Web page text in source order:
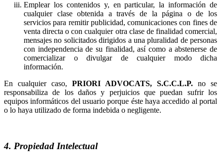
Emplear los contenidos y, en particular, la información de
cualquier clase obtenida a través de la página o de los
servicios para remitir publicidad, comunicaciones con fines de
venta directa o con cualquier otra clase de finalidad comercial,
mensajes no solicitados dirigidos a una pluralidad de personas
con independencia de su finalidad, así como a abstenerse de
comercializar o divulgar de cualquier modo dicha
información.
En cualquier caso,
no se
responsabiliza de los daños y perjuicios que puedan sufrir los
equipos informáticos del usuario porque éste haya accedido al portal
o lo haya utilizado de forma indebida o negligente.
4. Propiedad Intelectual